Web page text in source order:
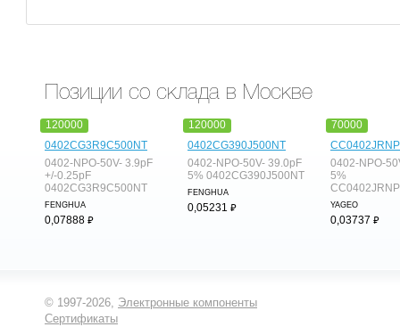
Позиции со склада в Москве
120000
0402CG3R9C500NT
0402-NPO-50V- 3.9pF
+/-0.25pF
0402CG3R9C500NT
FENGHUA
0,07888 ⃏
120000
0402CG390J500NT
0402-NPO-50V- 39.0pF
5% 0402CG390J500NT
FENGHUA
0,05231 ⃏
70000
0402-NPO-
5%
YAGEO
0,03737 ⃏
© 1997-2026, Электронные компоненты
Сертификаты